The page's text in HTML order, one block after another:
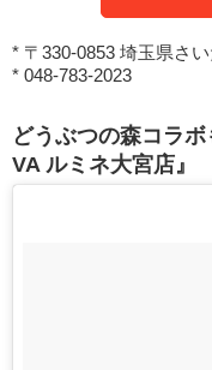
* 〒330-0853 埼玉県さ
* 048-783-2023
どうぶつの森コラ
VA ルミネ大宮店』